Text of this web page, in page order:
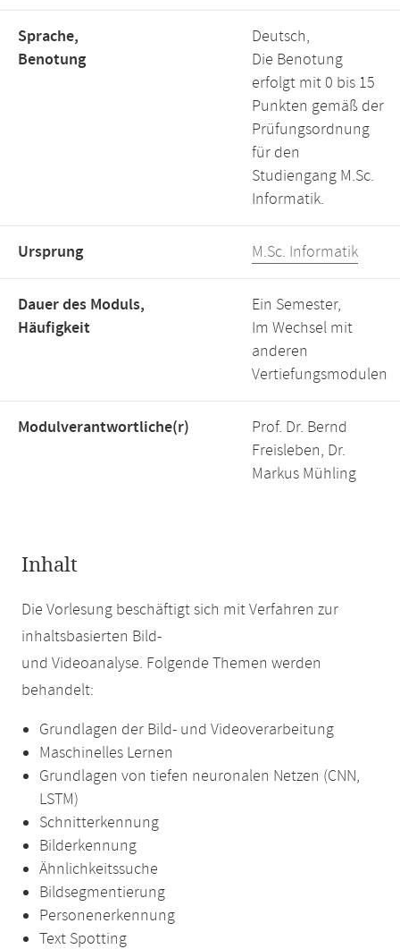
Sprache,
Benotung
Deutsch,
Die Benotung
erfolgt mit 0 bis 15
Punkten gemäß der
Prüfungsordnung
für den
Studiengang M.Sc.
Informatik.
Ursprung M.Sc. Informatik
Dauer des Moduls,
Häufigkeit
Ein Semester,
Im Wechsel mit
anderen
Vertiefungsmodulen
Modulverantwortliche(r)
Prof. Dr. Bernd
Freisleben, Dr.
Markus Mühling
Inhalt
Die Vorlesung beschäftigt sich mit Verfahren zur
inhaltsbasierten Bild-
und Videoanalyse. Folgende Themen werden
behandelt:
Grundlagen der Bild- und Videoverarbeitung
Maschinelles Lernen
Grundlagen von tiefen neuronalen Netzen (CNN,
LSTM)
Schnitterkennung
Bilderkennung
Ähnlichkeitssuche
Bildsegmentierung
Personenerkennung
Text Spotting